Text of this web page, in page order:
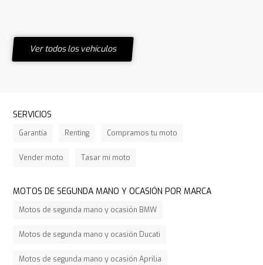
Ver todos los vehículos
SERVICIOS
Garantía Renting Compramos tu moto
Vender moto Tasar mi moto
MOTOS DE SEGUNDA MANO Y OCASIÓN POR MARCA
Motos de segunda mano y ocasión BMW
Motos de segunda mano y ocasión Ducati
Motos de segunda mano y ocasión Aprilia